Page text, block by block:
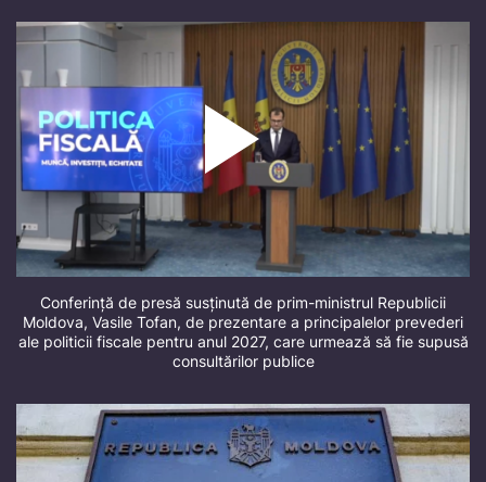
Conferință de presă susținută de prim-ministrul Republicii
Moldova, Vasile Tofan, de prezentare a principalelor prevederi
ale politicii fiscale pentru anul 2027, care urmează să fie supusă
consultărilor publice